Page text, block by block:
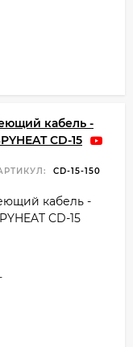
кабель -
CD-15
CD-15-150
кабель -
CD-15